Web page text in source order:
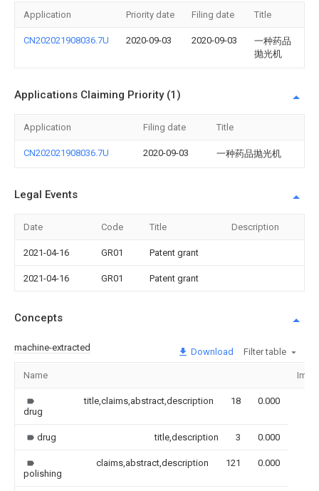
Application Priority date Filing date Title
CN202021908036.7U 2020-09-03 2020-09-03
一种药品
抛光机
Applications Claiming Priority (1)
Application Filing date Title
CN202021908036.7U 2020-09-03 一种药品抛光机
Legal Events
Date Code Title Description
2021-04-16 GR01 Patent grant
2021-04-16 GR01 Patent grant
Concepts
machine-extracted Download Filter table
Name
drug
title,claims,abstract,description 18 0.000
drug title,description 3 0.000
polishing
claims,abstract,description 121 0.000